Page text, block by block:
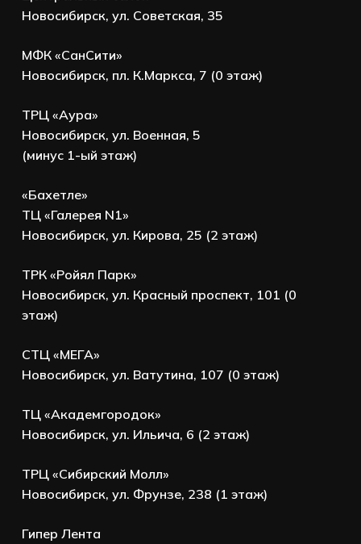
Новосибирск, ул. Советская, 35
МФК «СанСити»
Новосибирск, пл. К.Маркса, 7 (0 этаж)
ТРЦ «Аура»
Новосибирск, ул. Военная, 5
(минус 1-ый этаж)
«Бахетле»
ТЦ «Галерея N1»
Новосибирск, ул. Кирова, 25 (2 этаж)
ТРК «Ройял Парк»
Новосибирск, ул. Красный проспект, 101 (0
этаж)
СТЦ «МЕГА»
Новосибирск, ул. Ватутина, 107 (0 этаж)
ТЦ «Академгородок»
Новосибирск, ул. Ильича, 6 (2 этаж)
ТРЦ «Сибирский Молл»
Новосибирск, ул. Фрунзе, 238 (1 этаж)
Гипер Лента